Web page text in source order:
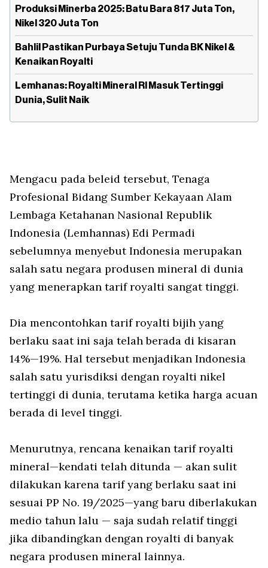
Produksi Minerba 2025: Batu Bara 817 Juta Ton,
Nikel 320 Juta Ton
Bahlil Pastikan Purbaya Setuju Tunda BK Nikel &
Kenaikan Royalti
Lemhanas: Royalti Mineral RI Masuk Tertinggi
Dunia, Sulit Naik
Mengacu pada beleid tersebut, Tenaga
Profesional Bidang Sumber Kekayaan Alam
Lembaga Ketahanan Nasional Republik
Indonesia (Lemhannas) Edi Permadi
sebelumnya menyebut Indonesia merupakan
salah satu negara produsen mineral di dunia
yang menerapkan tarif royalti sangat tinggi.
Dia mencontohkan tarif royalti bijih yang
berlaku saat ini saja telah berada di kisaran
14%—19%. Hal tersebut menjadikan Indonesia
salah satu yurisdiksi dengan royalti nikel
tertinggi di dunia, terutama ketika harga acuan
berada di level tinggi.
Menurutnya, rencana kenaikan tarif royalti
mineral—kendati telah ditunda — akan sulit
dilakukan karena tarif yang berlaku saat ini
sesuai PP No. 19/2025—yang baru diberlakukan
medio tahun lalu — saja sudah relatif tinggi
jika dibandingkan dengan royalti di banyak
negara produsen mineral lainnya.